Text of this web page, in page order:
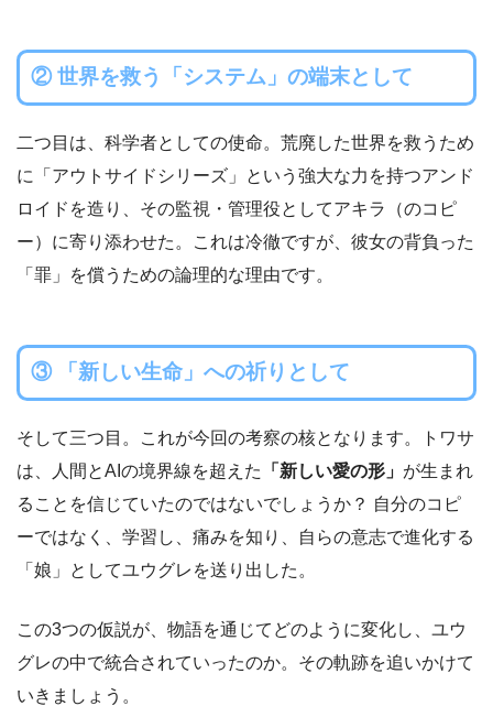
② 世界を救う「システム」の端末として
二つ目は、科学者としての使命。荒廃した世界を救うため
に「アウトサイドシリーズ」という強大な力を持つアンド
ロイドを造り、その監視・管理役としてアキラ（のコピ
ー）に寄り添わせた。これは冷徹ですが、彼女の背負った
「罪」を償うための論理的な理由です。
③ 「新しい生命」への祈りとして
そして三つ目。これが今回の考察の核となります。トワサ
は、人間とAIの境界線を超えた
「新しい愛の形」 が生まれ
ることを信じていたのではないでしょうか？ 自分のコピ
ーではなく、学習し、痛みを知り、自らの意志で進化する
「娘」としてユウグレを送り出した。
この3つの仮説が、物語を通じてどのように変化し、ユウ
グレの中で統合されていったのか。その軌跡を追いかけて
いきましょう。